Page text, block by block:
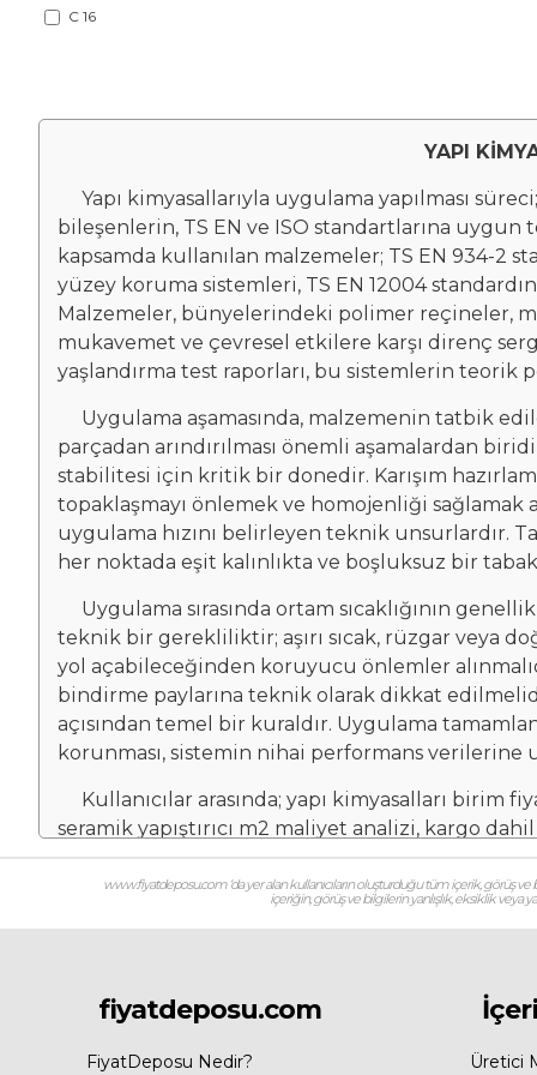
C 16
YAPI
Yapı kimyasallarıyla uygulama yapılması
bileşenlerin, TS EN ve ISO standartlarına
kapsamda kullanılan malzemeler; TS EN 934-2
yüzey koruma sistemleri, TS EN 12004
Malzemeler, bünyelerindeki polimer reçineler,
mukavemet ve çevresel etkilere karşı direnç
yaşlandırma test raporları, bu sistemlerin teorik
Uygulama aşamasında, malzemenin tatbik
parçadan arındırılması önemli aşamalardan
stabilitesi için kritik bir donedir. Karışım
topaklaşmayı önlemek ve homojenliği
uygulama hızını belirleyen teknik unsurlardır.
her noktada eşit kalınlıkta ve boşluksuz bir
Uygulama sırasında ortam sıcaklığının
teknik bir gerekliliktir; aşırı sıcak, rüzgar veya
yol açabileceğinden koruyucu önlemler
bindirme paylarına teknik olarak dikkat
açısından temel bir kuraldır. Uygulama
korunması, sistemin nihai performans verilerine
Kullanıcılar arasında; yapı kimyasalları birim
seramik yapıştırıcı m2 maliyet analizi, kargo
fiyat listesi, hazır derz dolgu ve harç fiyatları,
malzemesi markaları ve fiyat trendleri, şantiye
kışlık ve yazlık uygulama donelerine göre
performanslı şantiye bileşenleri, rijit ve esnek
şeklinde de adlandırılır.
www.fiyatdeposu.com ‘da yer alan kullanıcıların oluşturduğu tüm içerik, görüş
içeriğin, görüş ve bilgilerin yanlışlık, eksiklik veya
fiyatdeposu.com
FiyatDeposu Nedir? Üretici